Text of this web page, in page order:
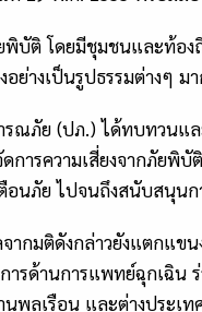
บัติ โดยมีชุมชนและท้อ
ย่างเป็นรูปธรรมต่างๆ ม
รณภัย (ปภ.) ได้ทบทวน
ารความเสี่ยงจากภัยพิ
อนภัย ไปจนถึงสนับสนุ
ากมติดังกล่าวยังแตกแ
ด้านการแพทย์ฉุกเฉิน
พลเรือน และต่างประเท